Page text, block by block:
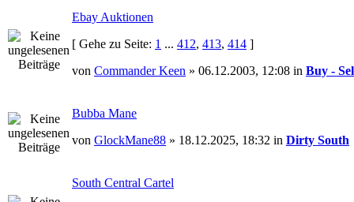
Ebay Auktionen
[ Gehe zu Seite: 1 ... 412, 413, 414 ]
von Commander Keen » 06.12.2003, 12:08 in Buy -
Bubba Mane
von GlockMane88 » 18.12.2025, 18:32 in Dirty South
South Central Cartel